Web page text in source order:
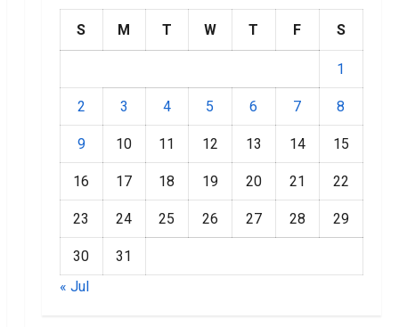
S M T W T F S
1
2 3 4 5 6 7 8
9 10 11 12 13 14 15
16 17 18 19 20 21 22
23 24 25 26 27 28 29
30
31
« Jul